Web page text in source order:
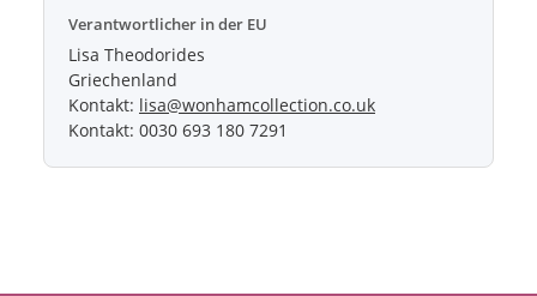
Verantwortlicher in der EU
Lisa Theodorides
Griechenland
Kontakt: lisa@wonhamcollection.co.uk
Kontakt: 0030 693 180 7291